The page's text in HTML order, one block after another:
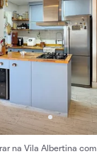
na Vila Albertina